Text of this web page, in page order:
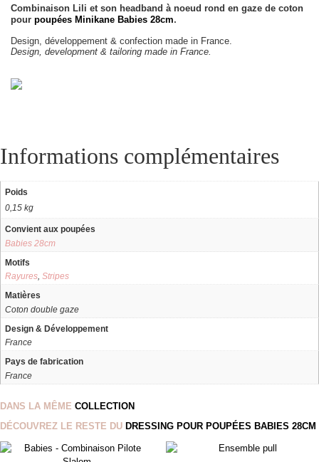
Combinaison Lili et son headband à noeud rond en gaze de coton
pour poupées Minikane Babies 28cm.
Design, développement & confection made in France.
Design, development & tailoring made in France.
Informations complémentaires
Poids
0,15 kg
Convient aux poupées
Babies 28cm
Motifs
Rayures, Stripes
Matières
Coton double gaze
Design & Développement
France
Pays de fabrication
France
DANS LA MÊME COLLECTION
DÉCOUVREZ LE RESTE DU DRESSING POUR POUPÉES BABIES 28CM